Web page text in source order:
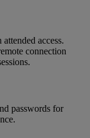
access.
connection
passwords for